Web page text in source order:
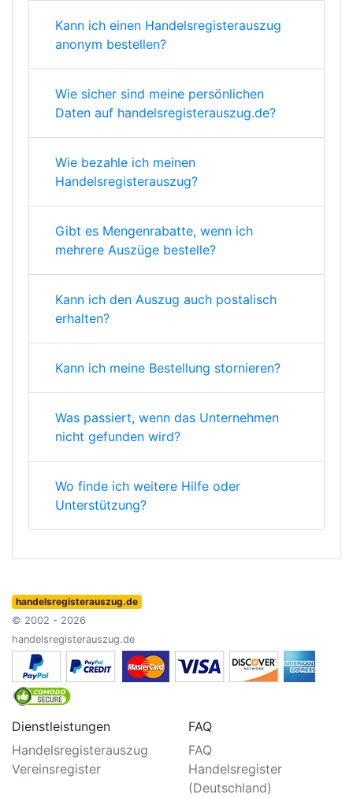
Kann ich einen Handelsregisterauszug
anonym bestellen?
Wie sicher sind meine persönlichen
Daten auf handelsregisterauszug.de?
Wie bezahle ich meinen
Handelsregisterauszug?
Gibt es Mengenrabatte, wenn ich
mehrere Auszüge bestelle?
Kann ich den Auszug auch postalisch
erhalten?
Kann ich meine Bestellung stornieren?
Was passiert, wenn das Unternehmen
nicht gefunden wird?
Wo finde ich weitere Hilfe oder
Unterstützung?
handelsregisterauszug.de
© 2002 - 2026
handelsregisterauszug.de
Dienstleistungen
Handelsregisterauszug
Vereinsregister
FAQ
FAQ
Handelsregister
(Deutschland)